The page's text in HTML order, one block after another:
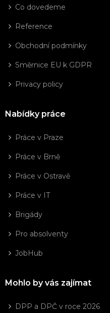
Co dovedeme
Reference
Obchodní podmínky
Směrnice EU k GDPR
Privacy policy
Nabídky práce
Práce v Praze
Práce v Brně
Práce v Ostravě
Práce v IT
Brigády
Pro absolventy
JobHub
Mohlo by vás zajímat
DPP a DPČ v roce 2026